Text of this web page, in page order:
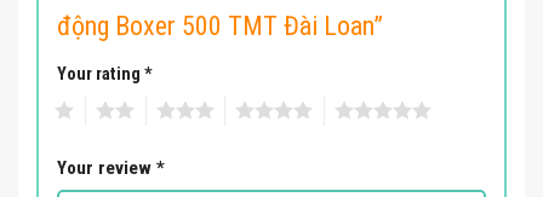
động Boxer 500 TMT Đài Loan”
Your rating *
Your review *